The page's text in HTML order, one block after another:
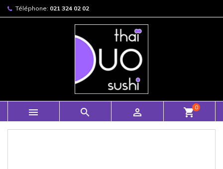
Téléphone: 021 324 02 02
   shopping_cart0